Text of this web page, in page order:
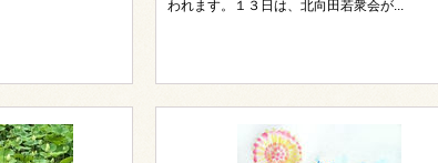
われます。１３日は、北向田若衆会が...